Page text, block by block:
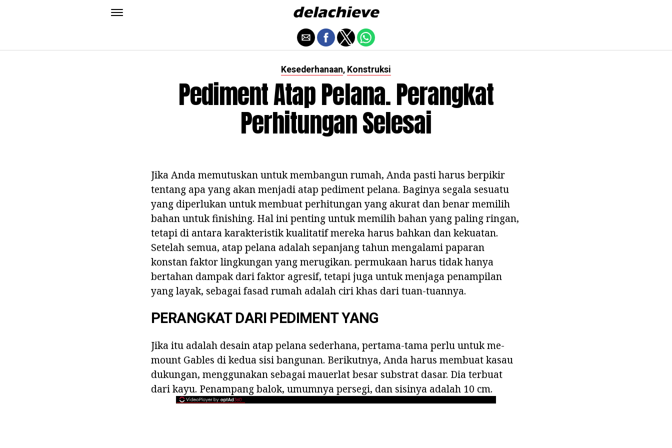
Kesederhanaan, Konstruksi
Pediment Atap Pelana. Perangkat
Perhitungan Selesai
Jika Anda memutuskan untuk membangun rumah, Anda pasti harus berpikir
tentang apa yang akan menjadi atap pediment pelana. Baginya segala sesuatu
yang diperlukan untuk membuat perhitungan yang akurat dan benar memilih
bahan untuk finishing. Hal ini penting untuk memilih bahan yang paling ringan,
tetapi di antara karakteristik kualitatif mereka harus bahkan dan kekuatan.
Setelah semua, atap pelana adalah sepanjang tahun mengalami paparan
konstan faktor lingkungan yang merugikan. permukaan harus tidak hanya
bertahan dampak dari faktor agresif, tetapi juga untuk menjaga penampilan
yang layak, sebagai fasad rumah adalah ciri khas dari tuan-tuannya.
PERANGKAT DARI PEDIMENT YANG
Jika itu adalah desain atap pelana sederhana, pertama-tama perlu untuk me-
mount Gables di kedua sisi bangunan. Berikutnya, Anda harus membuat kasau
dukungan, menggunakan sebagai mauerlat besar substrat dasar. Dia terbuat
dari kayu. Penampang balok, umumnya persegi, dan sisinya adalah 10 cm.